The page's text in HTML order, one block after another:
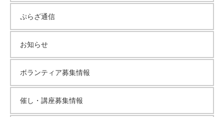
ぷらざ通信
お知らせ
ボランティア募集情報
催し・講座募集情報